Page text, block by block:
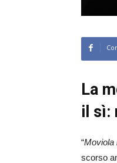
La
il sì:
“Moviola
scorso